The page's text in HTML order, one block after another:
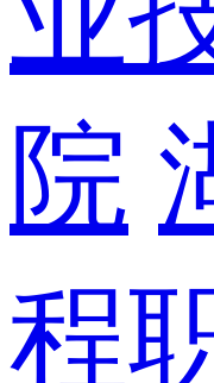
院
程